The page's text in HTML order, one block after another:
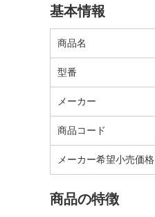
基本情報
商品名
型番
メーカー
商品コード
メーカー希望小売価格
商品の特徴